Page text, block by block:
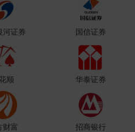
河证券 国信证券
顺 华泰证券
财富 招商银行